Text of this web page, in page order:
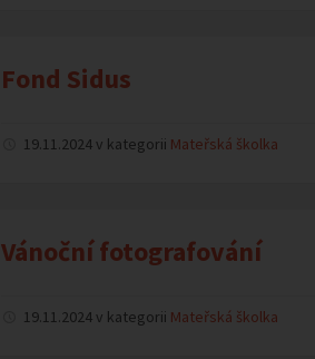
Fond Sidus
19.11.2024 v kategorii Mateřská školka
Vánoční fotografování
19.11.2024 v kategorii Mateřská školka